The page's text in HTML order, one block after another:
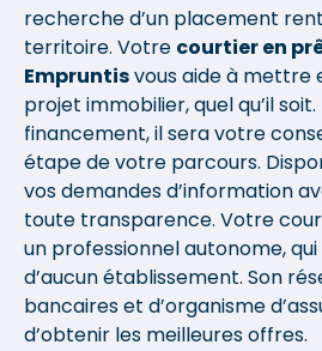
recherche d’un placement
territoire. Votre courtier en
Empruntisvous aide à mettre
projet immobilier, quel qu’il
financement, il sera votre
étape de votre parcours.
vos demandes d’information
toute transparence. Votre
un professionnel autonome,
d’aucun établissement. Son
bancaires et d’organisme
d’obtenir les meilleures offres.